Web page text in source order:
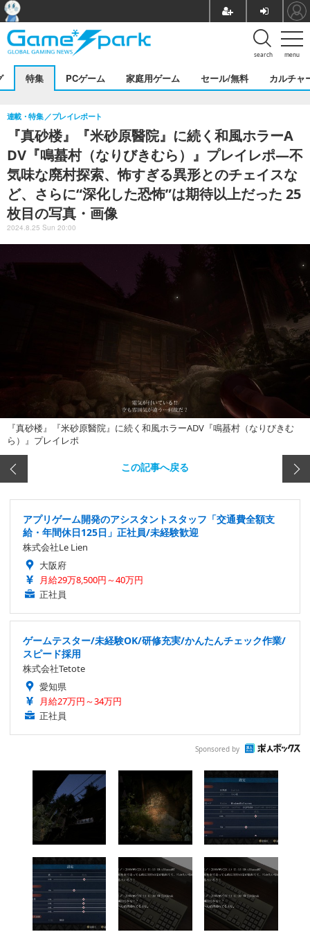
menu
search
特集 PCゲーム 家庭用ゲーム セール/無料 カルチャ
『真砂楼』『米砂原醫院』に続く和風ホラーA
DV『鳴蟇村（なりびきむら）』プレイレポ―不
気味な廃村探索、怖すぎる異形とのチェイスな
ど、さらに“深化した恐怖”は期待以上だった 25
枚目の写真・画像
連載・特集 プレイレポート
2024.8.25 Sun 20:00
『真砂楼』『米砂原醫院』に続く和風ホラーADV『鳴蟇村（なりびきむ
ら）』プレイレポ
この記事へ戻る
アプリゲーム開発のアシスタントスタッフ「交通費全額支
給・年間休日125日」正社員/未経験歓迎
株式会社Le Lien
大阪府
月給29万8,500円～40万円
正社員
ゲームテスター/未経験OK/研修充実/かんたんチェック作業/
スピード採用
株式会社Tetote
愛知県
月給27万円～34万円
正社員
Sponsored by